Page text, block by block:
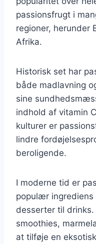
passionsfrugt i
regioner, herunder
Afrika.
Historisk set har
både madlavning
sine
indhold af vitamin
kulturer er
lindre
beroligende.
I moderne tid er
populær ingrediens
desserter til
smoothies,
at tilføje en